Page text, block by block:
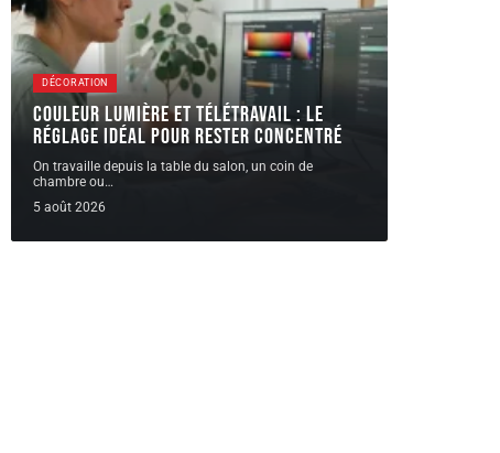
DÉCORATION
Couleur lumière et télétravail : le
réglage idéal pour rester concentré
On travaille depuis la table du salon, un coin de
chambre ou…
5 août 2026